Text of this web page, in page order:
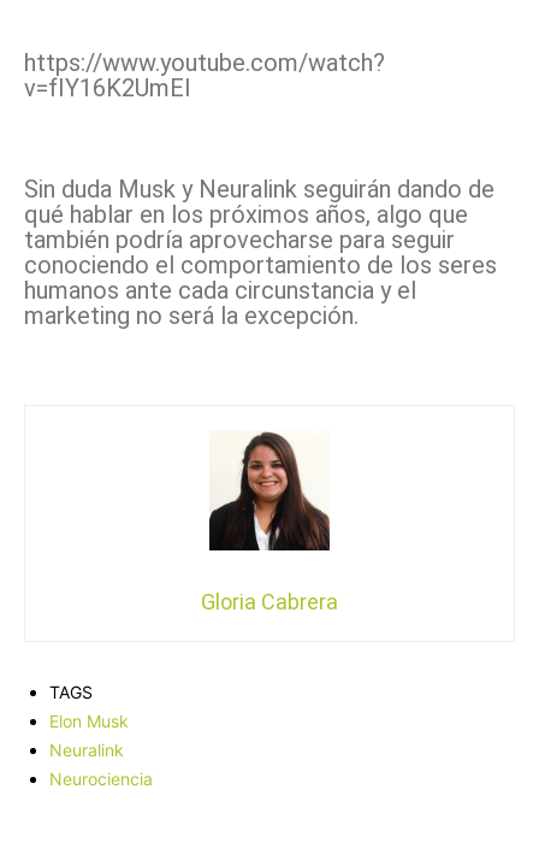
https://www.youtube.com/watch?
v=fIY16K2UmEI
Sin duda Musk y Neuralink seguirán dando de
qué hablar en los próximos años, algo que
también podría aprovecharse para seguir
conociendo el comportamiento de los seres
humanos ante cada circunstancia y el
marketing no será la excepción.
Gloria Cabrera
TAGS
Elon Musk
Neuralink
Neurociencia